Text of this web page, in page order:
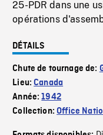
25-PDR dans une
opérations
DÉTAILS
Chute de tournage de:
Lieu:Canada
Année:1942
Collection:Office